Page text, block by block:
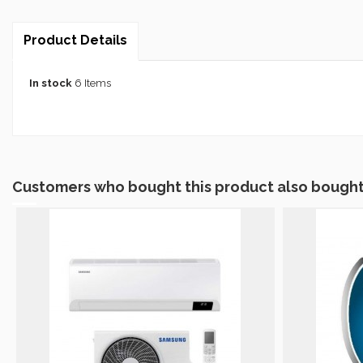
Product Details
In stock 6 Items
Customers who bought this product also